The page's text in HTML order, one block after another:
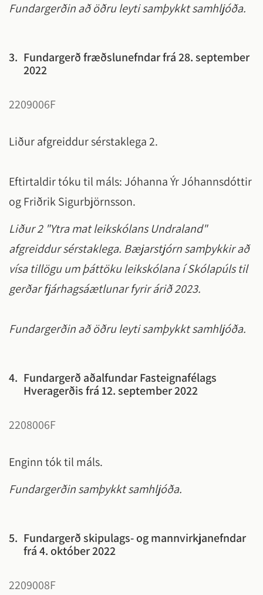
Fundargerðin að öðru leyti samþykkt samhljóða.
3. Fundargerð fræðslunefndar frá 28. september
2022
2209006F
Liður afgreiddur sérstaklega 2.
Eftirtaldir tóku til máls: Jóhanna Ýr Jóhannsdóttir
og Friðrik Sigurbjörnsson.
Liður 2 "Ytra mat leikskólans Undraland"
afgreiddur sérstaklega. Bæjarstjórn samþykkir að
vísa tillögu um þáttöku leikskólana í Skólapúls til
gerðar fjárhagsáætlunar fyrir árið 2023.
Fundargerðin að öðru leyti samþykkt samhljóða.
4. Fundargerð aðalfundar Fasteignafélags
Hveragerðis frá 12. september 2022
2208006F
Enginn tók til máls.
Fundargerðin samþykkt samhljóða.
5. Fundargerð skipulags- og mannvirkjanefndar
frá 4. október 2022
2209008F